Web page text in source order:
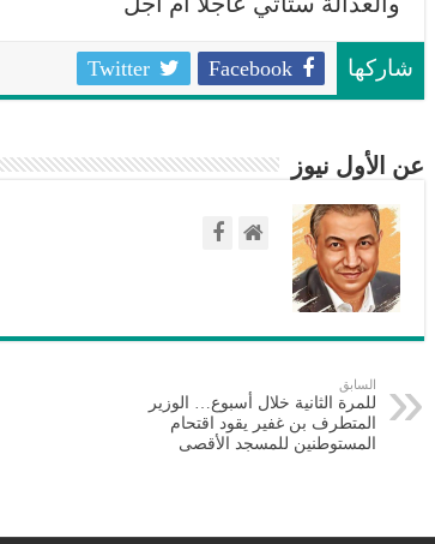
شاركها Facebook
Twitter
عن الأول نيوز
السابق
للمرة الثانية خلال أسبوع… الوزير
المتطرف بن غفير يقود اقتحام
المستوطنين للمسجد الأقصى